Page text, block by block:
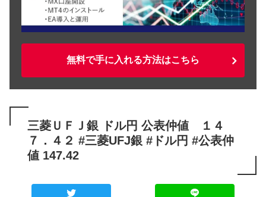
無料で手に入れる方法はこちら
三菱ＵＦＪ銀 ドル円 公表仲値 １４
７．４２ #三菱UFJ銀 #ドル円 #公表仲
値 147.42